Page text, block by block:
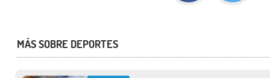
MÁS SOBRE DEPORTES